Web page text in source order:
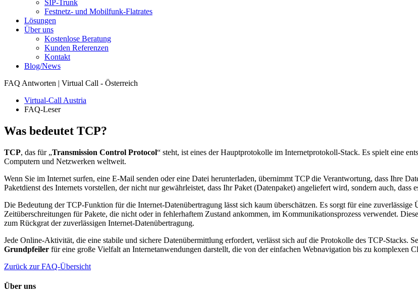
SIP-Trunk
Festnetz- und Mobilfunk-Flatrates
Lösungen
Über uns
Kostenlose Beratung
Kunden Referenzen
Kontakt
Blog/News
FAQ Antworten | Virtual Call - Österreich
Virtual-Call Austria
FAQ-Leser
Was bedeutet TCP?
TCP, das für „Transmission Control Protocol“ steht, ist eines der Hauptprotokolle im Internetprotokoll-Stack. Es spielt eine
Computern und Netzwerken weltweit.
Wenn Sie im Internet surfen, eine E-Mail senden oder eine Datei herunterladen, übernimmt TCP die Verantwortung, dass Ihre
Paketdienst des Internets vorstellen, der nicht nur gewährleistet, dass Ihr Paket (Datenpaket) angeliefert wird, sondern auch,
Die Bedeutung der TCP-Funktion für die Internet-Datenübertragung lässt sich kaum überschätzen. Es sorgt für eine
Zeitüberschreitungen für Pakete, die nicht oder in fehlerhaftem Zustand ankommen, im Kommunikationsprozess verwendet.
zum Rückgrat der zuverlässigen Internet-Datenübertragung.
Jede Online-Aktivität, die eine stabile und sichere Datenübermittlung erfordert, verlässt sich auf die Protokolle des TCP-Stacks.
Grundpfeiler für eine große Vielfalt an Internetanwendungen darstellt, die von der einfachen Webnavigation bis zu komplexen
Zurück zur FAQ-Übersicht
Über uns